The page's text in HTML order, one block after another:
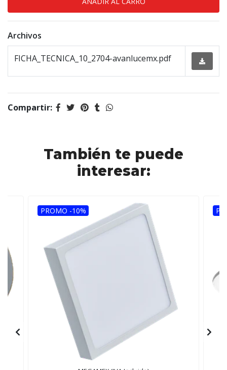
Archivos
FICHA_TECNICA_10_2704-avanlucemx.pdf
Compartir:
También te puede
interesar:
PROMO -10%